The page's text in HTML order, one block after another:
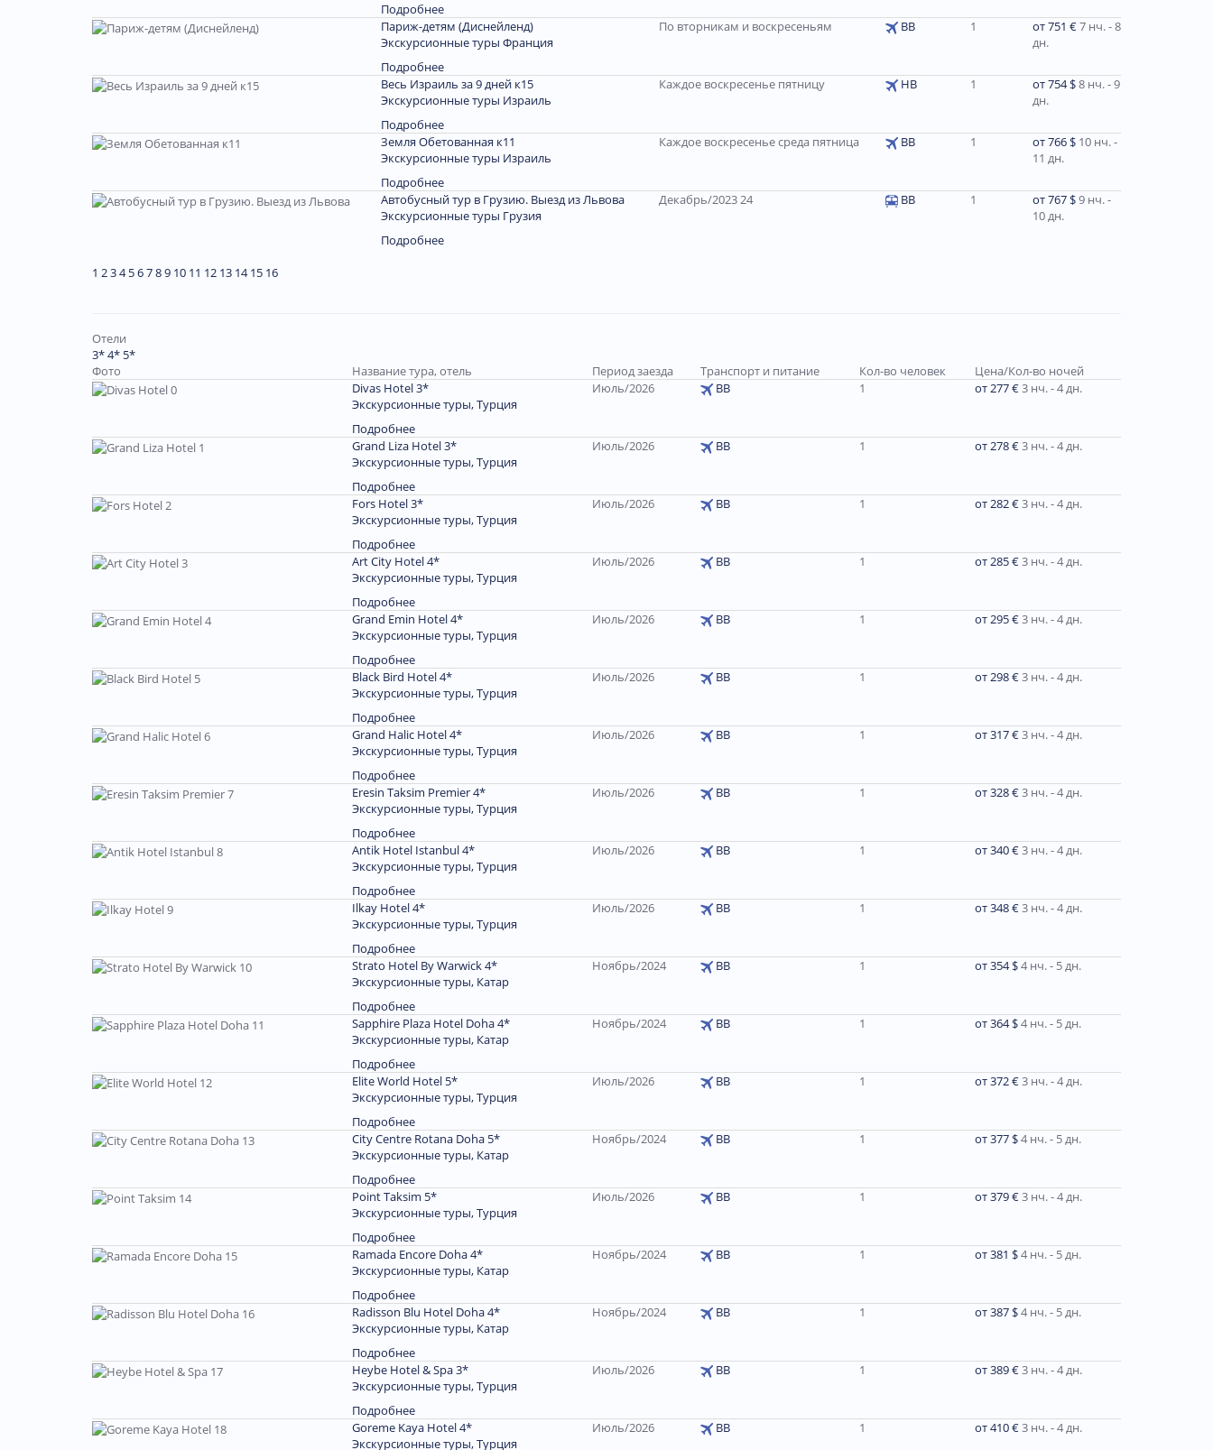
Подробнее
Париж-детям (Диснейленд)
Экскурсионные туры Франция
Подробнее
По вторникам и воскресеньям BB 1 от 751 €7 нч. - 8
дн.
Весь Израиль за 9 дней к15
Экскурсионные туры Израиль
Подробнее
Каждое воскресенье пятницу НВ 1 от 754 $8 нч. - 9
дн.
Земля Обетованная к11
Экскурсионные туры Израиль
Подробнее
Каждое воскресенье среда пятница BB 1 от 766 $ 10 нч. -
11 дн.
Автобусный тур в Грузию. Выезд из Львова
Экскурсионные туры Грузия
Подробнее
Декабрь/2023 24 BB 1 от 767 $9 нч. -
10 дн.
1 234 56789 10 11 12 13 14 15 16
Отели
3*4* 5*
Фото
Название тура, отель Период заезда Транспорт и питание Кол-во человек
Цена/Кол-во ночей
Divas Hotel 3*
Экскурсионные туры, Турция
Подробнее
Июль/2026 BB 1 от 277 €3 нч. - 4 дн.
Grand Liza Hotel 3*
Экскурсионные туры, Турция
Подробнее
Июль/2026 BB 1 от 278 €3 нч. - 4 дн.
Fors Hotel 3*
Экскурсионные туры, Турция
Подробнее
Июль/2026 BB 1 от 282 €3 нч. - 4 дн.
Art City Hotel 4*
Экскурсионные туры, Турция
Подробнее
Июль/2026 BB 1 от 285 €3 нч. - 4 дн.
Grand Emin Hotel 4*
Экскурсионные туры, Турция
Подробнее
Июль/2026 BB 1 от 295 €3 нч. - 4 дн.
Black Bird Hotel 4*
Экскурсионные туры, Турция
Подробнее
Июль/2026 BB 1 от 298 €3 нч. - 4 дн.
Grand Halic Hotel 4*
Экскурсионные туры, Турция
Подробнее
Июль/2026 BB 1 от 317 €3 нч. - 4 дн.
Eresin Taksim Premier 4*
Экскурсионные туры, Турция
Подробнее
Июль/2026 BB 1 от 328 €3 нч. - 4 дн.
Antik Hotel Istanbul 4*
Экскурсионные туры, Турция
Подробнее
Июль/2026 BB 1 от 340 €3 нч. - 4 дн.
Ilkay Hotel 4*
Экскурсионные туры, Турция
Подробнее
Июль/2026 ВВ 1 от 348 €3 нч. - 4 дн.
Strato Hotel By Warwick 4*
Экскурсионные туры, Катар
Подробнее
Ноябрь/2024 BB 1 от 354 $4 нч. - 5 дн.
Sapphire Plaza Hotel Doha 4*
Экскурсионные туры, Катар
Подробнее
Ноябрь/2024 BB 1 от 364 $4 нч. - 5 дн.
Elite World Hotel 5*
Экскурсионные туры, Турция
Подробнее
Июль/2026 BB 1 от 372 €3 нч. - 4 дн.
City Centre Rotana Doha 5*
Экскурсионные туры, Катар
Подробнее
Ноябрь/2024 BB 1 от 377 $4 нч. - 5 дн.
Point Taksim 5*
Экскурсионные туры, Турция
Подробнее
Июль/2026 ВВ 1 от 379 €3 нч. - 4 дн.
Ramada Encore Doha 4*
Экскурсионные туры, Катар
Подробнее
Ноябрь/2024 BB 1 от 381 $4 нч. - 5 дн.
Radisson Blu Hotel Doha 4*
Экскурсионные туры, Катар
Подробнее
Ноябрь/2024 BB 1 от 387 $4 нч. - 5 дн.
Heybe Hotel & Spa 3*
Экскурсионные туры, Турция
Подробнее
Июль/2026 ВВ 1 от 389 €3 нч. - 4 дн.
Goreme Kaya Hotel 4*
Экскурсионные туры, Турция
Июль/2026 ВВ 1 от 410 €3 нч. - 4 дн.